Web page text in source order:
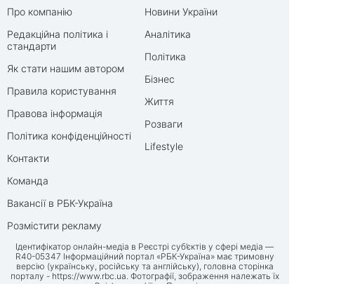
Про компанію
Редакційна політика і
стандарти
Як стати нашим автором
Правила користування
Правова інформація
Політика конфіденційності
Контакти
Команда
Вакансії в РБК-Україна
Розмістити рекламу
Новини України
Аналітика
Політика
Бізнес
Життя
Розваги
Lifestyle
Ідентифікатор онлайн-медіа в Реєстрі суб’єктів у сфері медіа —
R40-05347 Інформаційний портал «РБК-Україна» має тримовну
версію (українську, російську та англійську), головна сторінка
порталу - https://www.rbc.ua. Фотографії, зображення належать їх